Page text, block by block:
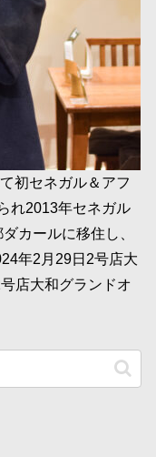
初セネガル＆アフ
れ2013年セネガル
カールに移住し、
年2月29日2号店大
店大和グランドオ